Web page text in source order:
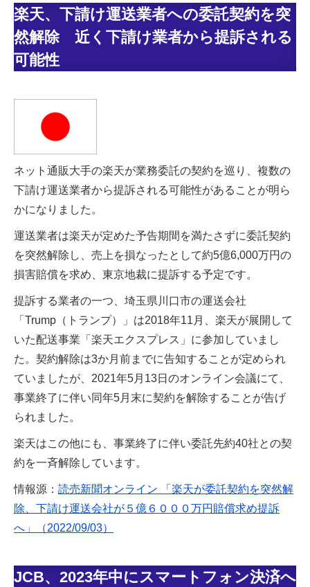
楽天、下請け運送業者への委託契約を突
然解除 近く下請け業者から提訴される
可能性
ネット通販大手の楽天が業務委託の契約を巡り、複数の
下請け運送業者から提訴される可能性があることが明ら
かになりました。
運送業者は楽天が定めた予告期間を満たさずに委託契約
を突然解除し、売上を損なったとして約5億6,000万円の
損害賠償を求め、東京地裁に提訴する予定です。
提訴する業者の一つ、埼玉県川口市の運送会社
「Trump（トランプ）」は2018年11月、楽天が展開して
いた配送事業「楽天エクスプレス」に参加していまし
た。契約解除は3か月前までに告知することが定められ
ていましたが、2021年5月13日のオンライン会議にて、
事業終了に伴い同年5月末に契約を解除することが告げ
られました。
楽天はこの他にも、事業終了に伴い委託先約40社との契
約を一斉解除しています。
情報源： 読売新聞オンライン 「楽天が委託契約を突然解
除、下請け運送会社が５億６０００万円賠償求め提訴
へ」（2022/09/03）
JCB、2023年中にスマートフォン決済へ